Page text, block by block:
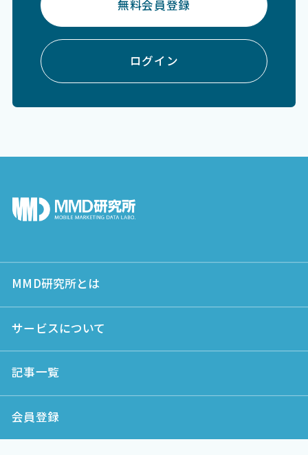
無料会員登録
ログイン
MMD研究所とは
サービスについて
記事一覧
会員登録